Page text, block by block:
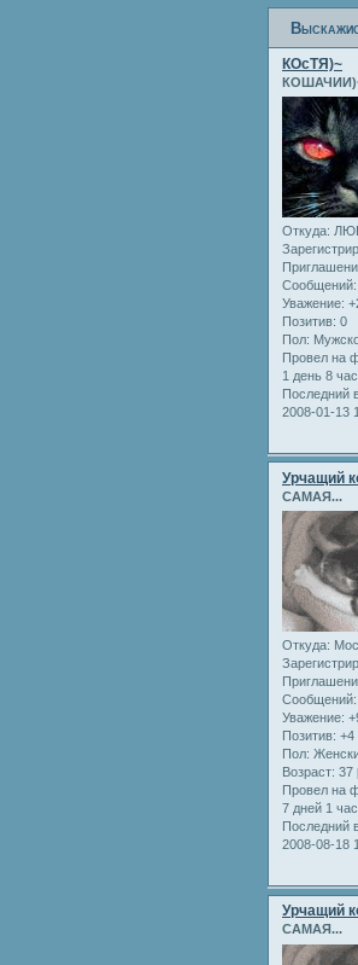
КОсТЯ)~
Откуда:
Сообщений:
Уважение:
Позитив: 0
Пол:
Провел на
1 день 8
Последний
2008-01-13
Урчащий
САМАЯ...
Откуда:
Сообщений:
Уважение:
Позитив: +4
Пол:
Возраст: 37
Провел на
7 дней 1 час
Последний
2008-08-18
Урчащий
САМАЯ...